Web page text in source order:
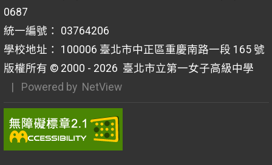
0687
統一編號： 03764206
學校地址： 100006 臺北市中正區重慶南路一段 165 號
版權所有 © 2000 - 2026 臺北市立第一女子高級中學
| Powered by NetView